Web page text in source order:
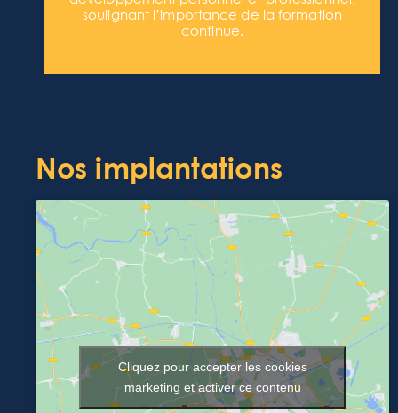
soulignant l’importance de la formation
continue.
Nos implantations
Cliquez pour accepter les cookies
marketing et activer ce contenu